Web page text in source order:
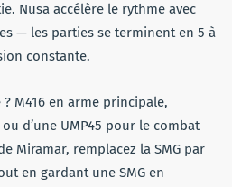
Nusa accélère le rythme avec
— les parties se terminent en 5 à
constante.
M416 en arme principale,
d’une UMP45 pour le combat
Miramar, remplacez la SMG par
en gardant une SMG en